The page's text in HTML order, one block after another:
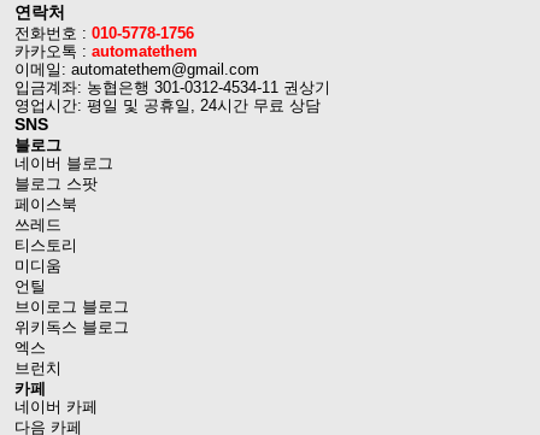
연락처
전화번호 : 010-5778-1756
카카오톡 : automatethem
이메일: automatethem@gmail.com
입금계좌: 농협은행 301-0312-4534-11 권상기
영업시간: 평일 및 공휴일, 24시간 무료 상담
SNS
블로그
네이버 블로그
블로그 스팟
페이스북
쓰레드
티스토리
미디움
언틸
브이로그 블로그
위키독스 블로그
엑스
브런치
카페
네이버 카페
다음 카페